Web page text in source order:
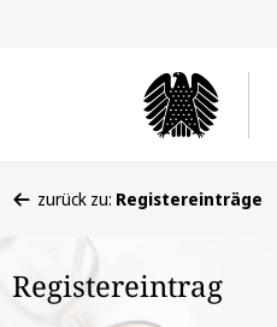
befinden
hier:
zurück zu: Registereinträge
Registereintrag